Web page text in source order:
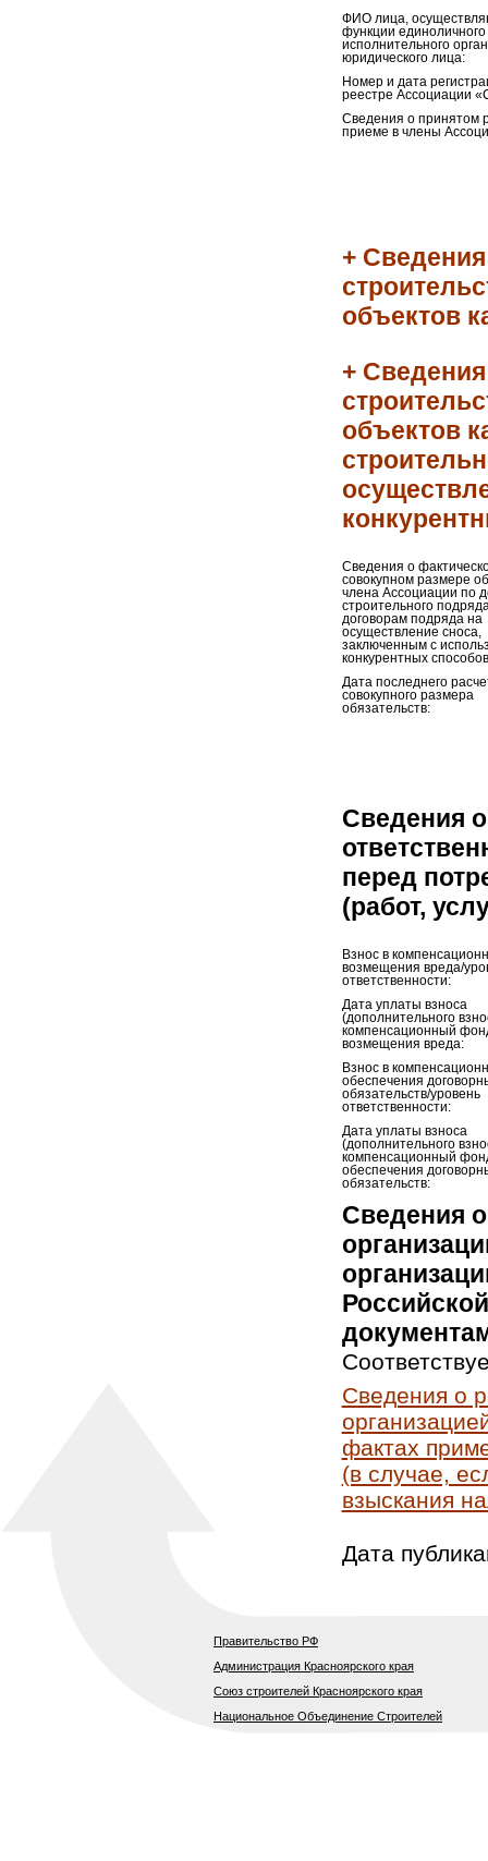
ФИО лица,
функции единоличного
исполнительного
юридического лица:
Номер и дата
реестре Ассоциации
Сведения о принятом
приеме в члены
+
объектов
+
объектов
Сведения о
совокупном размере
члена Ассоциации по
строительного
договорам подряда на
осуществление сноса,
заключенным с
конкурентных
Дата последнего
совокупного размера
обязательств:
Сведения
перед
(работ,
Взнос в
возмещения вреда/
ответственности:
Дата уплаты взноса
(дополнительного
компенсационный
возмещения вреда:
Взнос в
обеспечения
обязательств/уровень
ответственности:
Дата уплаты взноса
(дополнительного
компенсационный
обеспечения
обязательств:
Сведения
Сведения о
фактах
(в случае,
взыскания
Дата
Правительство РФ
Администрация Красноярского края
Союз строителей Красноярского края
Национальное Объединение Строителей